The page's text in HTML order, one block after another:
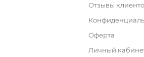
Отзывы
Оферта
Личный